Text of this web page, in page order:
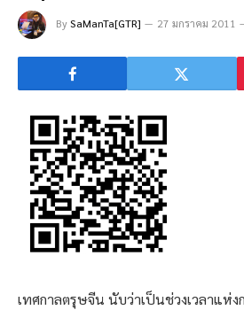
BySaManTa[GTR] 27 มกราคม 2011
เทศกาลตรุษจีน นับว่าเป็นช่วงเวลาแห่ง